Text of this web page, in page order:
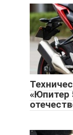
«Юпитер